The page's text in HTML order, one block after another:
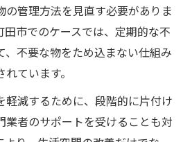
の管理方法を見直す必要がありま
田市でのケースでは、定期的な不
、不要な物をため込まない仕組み
ています。
軽減するために、段階的に片付け
業者のサポートを受けることも対